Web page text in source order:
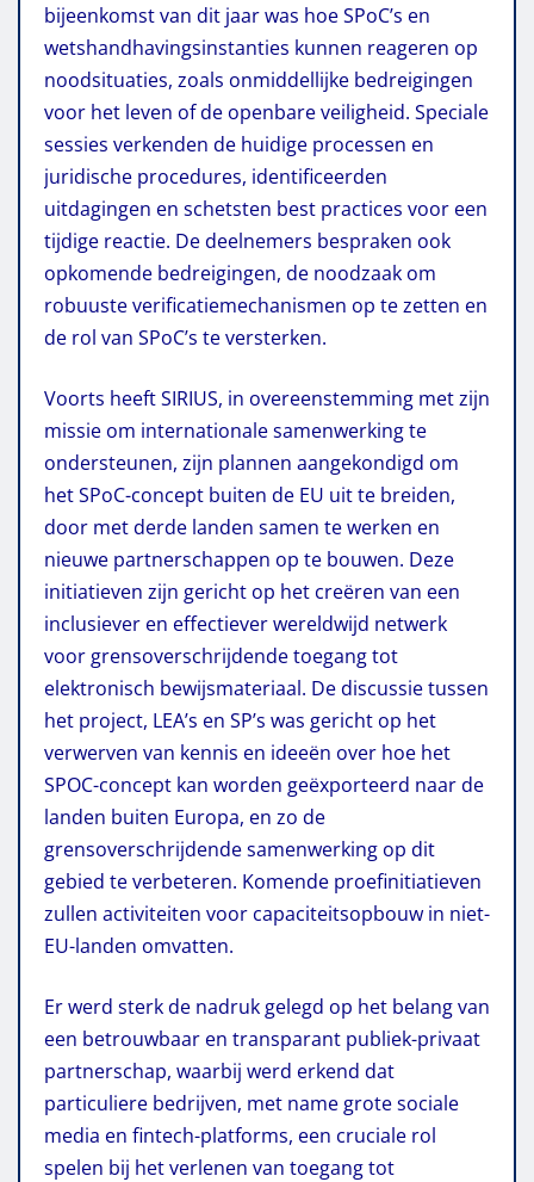
bijeenkomst van dit jaar was hoe SPoC’s en
wetshandhavingsinstanties kunnen reageren op
noodsituaties, zoals onmiddellijke bedreigingen
voor het leven of de openbare veiligheid. Speciale
sessies verkenden de huidige processen en
juridische procedures, identificeerden
uitdagingen en schetsten best practices voor een
tijdige reactie. De deelnemers bespraken ook
opkomende bedreigingen, de noodzaak om
robuuste verificatiemechanismen op te zetten en
de rol van SPoC’s te versterken.
Voorts heeft SIRIUS, in overeenstemming met zijn
missie om internationale samenwerking te
ondersteunen, zijn plannen aangekondigd om
het SPoC-concept buiten de EU uit te breiden,
door met derde landen samen te werken en
nieuwe partnerschappen op te bouwen. Deze
initiatieven zijn gericht op het creëren van een
inclusiever en effectiever wereldwijd netwerk
voor grensoverschrijdende toegang tot
elektronisch bewijsmateriaal. De discussie tussen
het project, LEA’s en SP’s was gericht op het
verwerven van kennis en ideeën over hoe het
SPOC-concept kan worden geëxporteerd naar de
landen buiten Europa, en zo de
grensoverschrijdende samenwerking op dit
gebied te verbeteren. Komende proefinitiatieven
zullen activiteiten voor capaciteitsopbouw in niet-
EU-landen omvatten.
Er werd sterk de nadruk gelegd op het belang van
een betrouwbaar en transparant publiek-privaat
partnerschap, waarbij werd erkend dat
particuliere bedrijven, met name grote sociale
media en fintech-platforms, een cruciale rol
spelen bij het verlenen van toegang tot